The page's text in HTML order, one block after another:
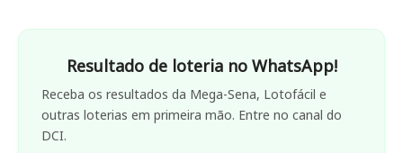
Resultado de loteria no WhatsApp!
Receba os resultados da Mega-Sena, Lotofácil e
outras loterias em primeira mão. Entre no canal do
DCI.